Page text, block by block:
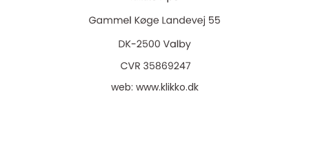
web: www.klikko.dk